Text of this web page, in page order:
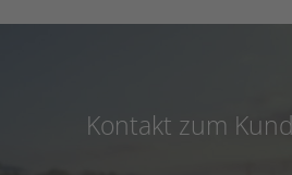
Kontakt zum